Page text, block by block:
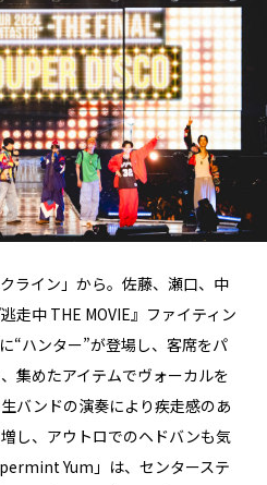
ライン」から。佐藤、瀬口、中
走中 THE MOVIE』ファイティン
“ハンター”が登場し、客席をパ
集めたアイテムでヴォーカルを
バンドの演奏により疾走感のあ
し、アウトロでのヘドバンも気
Yum」は、センターステ